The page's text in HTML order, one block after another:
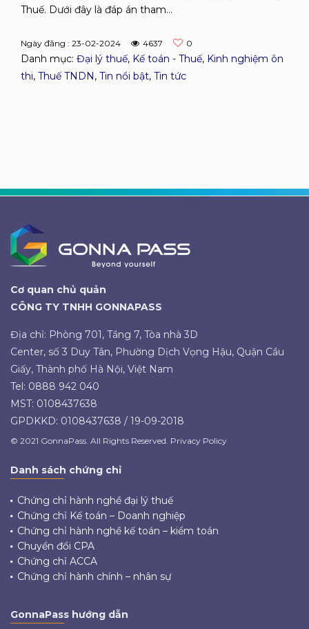
Thuế. Dưới đây là đáp án tham...
Ngày đăng : 23-02-2024 4637 0
Danh mục: Đại lý thuế, Kế toán - Thuế, Kinh nghiệm ôn
thi, Thuế TNDN, Tin nổi bật, Tin tức
Cơ quan chủ quản
CÔNG TY TNHH GONNAPASS
Địa chỉ: Phòng 701, Tầng 7, Tòa nhà 3D
Center, số 3 Duy Tân, Phường Dịch Vọng Hậu, Quận Cầu
Giấy, Thành phố Hà Nội, Việt Nam
Tel: 0888 942 040
MST: 0108437638
GPDKKD: 0108437638 / 19-09-2018
© 2021 GonnaPass. All Rights Reserved. Privacy Policy
Danh sách chứng chỉ
Chứng chỉ hành nghề đại lý thuế
Chứng chỉ Kế toán – Doanh nghiệp
Chứng chỉ hành nghề kế toán – kiểm toán
Chuyển đổi CPA
Chứng chỉ ACCA
Chứng chỉ hành chính – nhân sự
GonnaPass hướng dẫn